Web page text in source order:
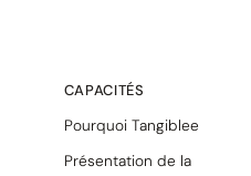
CAPACITÉS
Pourquoi Tangiblee
Présentation de la